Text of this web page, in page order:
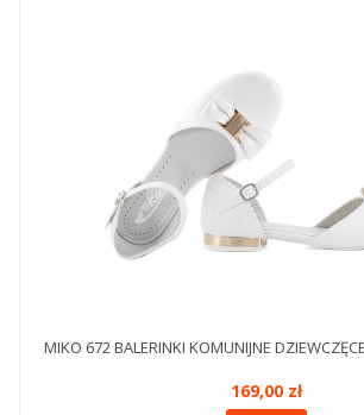
MIKO 672 BALERINKI KOMUNIJNE
169,00 zł